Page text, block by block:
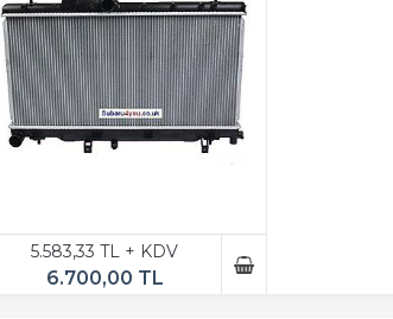
5.583,33 TL + KDV
6.700,00 TL